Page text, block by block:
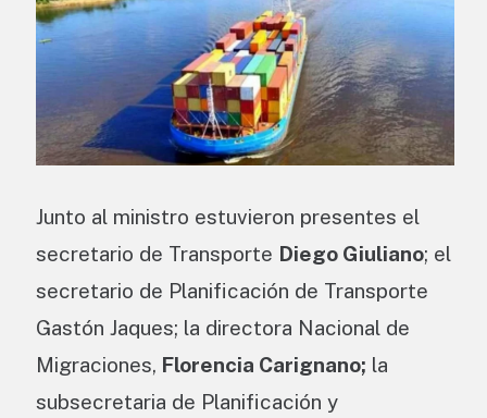
Junto al ministro estuvieron presentes el
secretario de Transporte Diego Giuliano; el
secretario de Planificación de Transporte
Gastón Jaques; la directora Nacional de
Migraciones, Florencia Carignano; la
subsecretaria de Planificación y